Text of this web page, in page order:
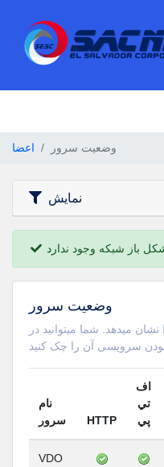
اعضا وضعیت سرور
نمایش
باز شبکه وجود ندارد
وضعیت سرور
میدهد. شما میتوانید در
نام
سرور
HTTP
اف
تي
پي
VDO